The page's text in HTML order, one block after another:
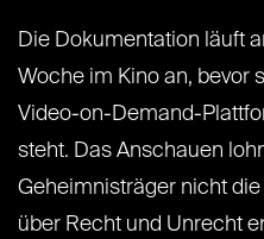
Die Dokumentation läuft
Woche im Kino an, bevor
Video-on-Demand-
steht. Das Anschauen
Geheimnisträger nicht
über Recht und Unrecht